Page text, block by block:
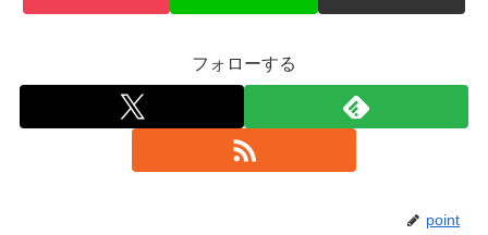
フォローする
point